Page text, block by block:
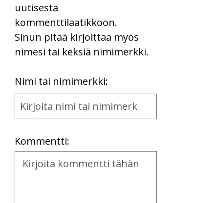
uutisesta
kommenttilaatikkoon.
Sinun pitää kirjoittaa myös
nimesi tai keksiä nimimerkki.
Nimi tai nimimerkki:
Name
and
Kommentti:
Kommentti